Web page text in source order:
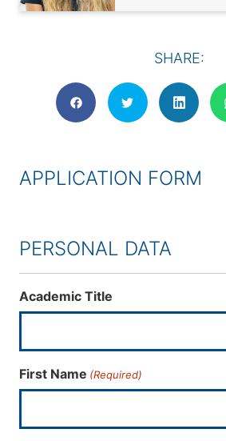
APPLICATION FORM
PERSONAL DATA
Academic Title
First Name (Required)
SHARE: